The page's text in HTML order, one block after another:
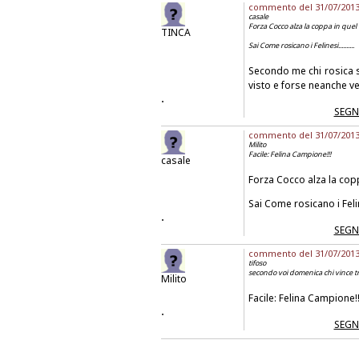
TINCA
commento del 31/07/
casale
Forza Cocco alza la coppa in quel
Sai Come rosicano i Felinesi..........
Secondo me chi rosica
visto e forse neanche
.
casale
commento del 31/07/
Milito
Facile: Felina Campione!!!
Forza Cocco alza la
Sai Come rosicano i
.
Milito
commento del 31/07/
tifoso
secondo voi domenica chi vince
Facile: Felina
.